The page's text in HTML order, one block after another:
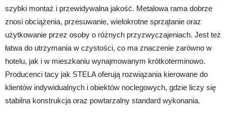
szybki montaż i przewidywalna jakość. Metalowa rama dobrze
znosi obciążenia, przesuwanie, wielokrotne sprzątanie oraz
użytkowanie przez osoby o różnych przyzwyczajeniach. Jest też
łatwa do utrzymania w czystości, co ma znaczenie zarówno w
hotelu, jak i w mieszkaniu wynajmowanym krótkoterminowo.
Producenci tacy jak STELA oferują rozwiązania kierowane do
klientów indywidualnych i obiektów noclegowych, gdzie liczy się
stabilna konstrukcja oraz powtarzalny standard wykonania.